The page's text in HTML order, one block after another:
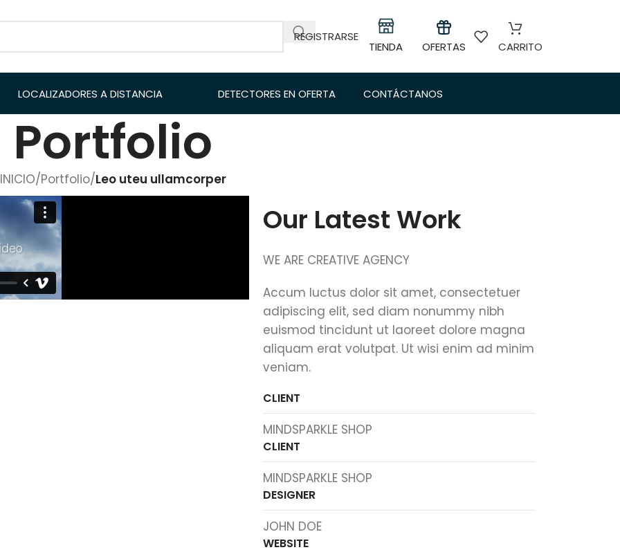
REGISTRARSE
TIENDA OFERTAS CARRITO
LOCALIZADORES A DISTANCIA DETECTORES EN OFERTA CONTÁCTANOS
Portfolio
INICIO/Portfolio/Leo uteu ullamcorper
Our Latest Work
WE ARE CREATIVE AGENCY
Accum luctus dolor sit amet, consectetuer
adipiscing elit, sed diam nonummy nibh
euismod tincidunt ut laoreet dolore magna
aliquam erat volutpat. Ut wisi enim ad minim
veniam.
CLIENT
MINDSPARKLE SHOP
CLIENT
MINDSPARKLE SHOP
DESIGNER
JOHN DOE
WEBSITE